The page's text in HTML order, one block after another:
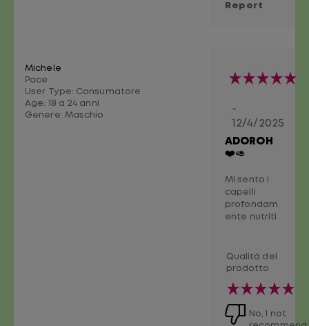
Report
Michele
Pace
User Type: Consumatore
Age:
18 a 24 anni
Genere: Maschio
-
12/4/2025
ADOROH
❤️🥑
Mi sento i
capelli
profondam
ente nutriti
Qualità del
prodotto
No, I not